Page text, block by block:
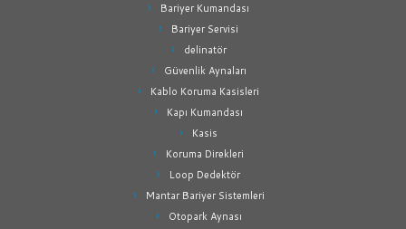
Bariyer Kumandası
Bariyer Servisi
delinatör
Güvenlik Aynaları
Kablo Koruma Kasisleri
Kapı Kumandası
Kasis
Koruma Direkleri
Loop Dedektör
Mantar Bariyer Sistemleri
Otopark Aynası